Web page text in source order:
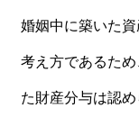
婚姻中に築いた
考え方であるた
た財産分与は認め